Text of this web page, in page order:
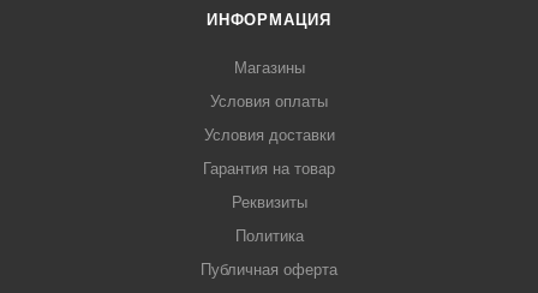
ИНФОРМАЦИЯ
Магазины
Условия оплаты
Условия доставки
Гарантия на товар
Реквизиты
Политика
Публичная оферта